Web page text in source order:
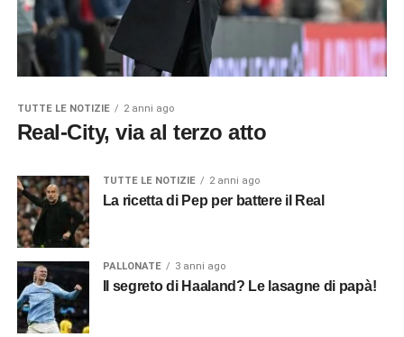
TUTTE LE NOTIZIE 2 anni ago
Real-City, via al terzo atto
TUTTE LE NOTIZIE 2 anni ago
La ricetta di Pep per battere il Real
PALLONATE 3 anni ago
Il segreto di Haaland? Le lasagne di papà!